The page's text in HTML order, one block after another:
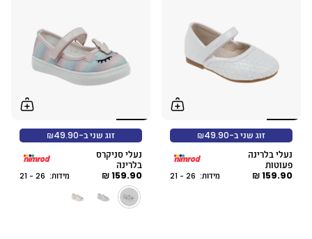
זוג שני ב-₪49.90
נעלי בלרינה
פעוטות
159.90 ₪
מידות: 26 - 21
זוג שני ב-₪49.90
נעלי סניקרס
בלרינה
159.90 ₪
מידות: 26 - 21